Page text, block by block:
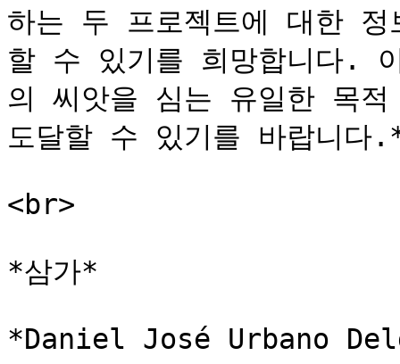
하는 두 프로젝트에 대한
할 수 있기를 희망합니다.
의 씨앗을 심는 유일한 목
도달할 수 있기를 바랍니다
<br>
*삼가*
*Daniel José Urbano